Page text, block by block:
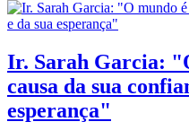
Ir. Sarah Garcia:
causa da sua
esperança"